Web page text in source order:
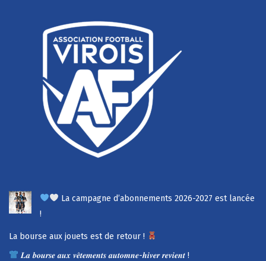
La campagne d’abonnements 2026-2027 est lancée
!
La bourse aux jouets est de retour !
𝑳𝒂 𝒃𝒐𝒖𝒓𝒔𝒆 𝒂𝒖𝒙 𝒗𝒆̂𝒕𝒆𝒎𝒆𝒏𝒕𝒔 𝒂𝒖𝒕𝒐𝒎𝒏𝒆-𝒉𝒊𝒗𝒆𝒓 𝒓𝒆𝒗𝒊𝒆𝒏𝒕 !